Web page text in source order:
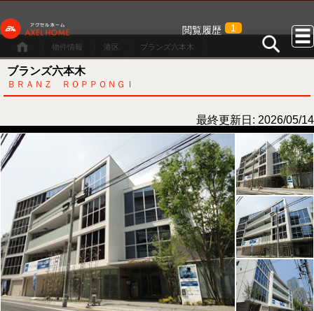
閲覧履歴 1
物件情報 港区 ブランズ六本木
ブランズ六本木
ＢＲＡＮＺ ＲＯＰＰＯＮＧＩ
最終更新日: 2026/05/14